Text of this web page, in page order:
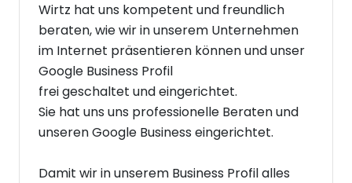
Wirtz hat uns kompetent und freundlich
beraten, wie wir in unserem Unternehmen
im Internet präsentieren können und unser
Google Business Profil
frei geschaltet und eingerichtet.
Sie hat uns uns professionelle Beraten und
unseren Google Business eingerichtet.
Damit wir in unserem Business Profil alles